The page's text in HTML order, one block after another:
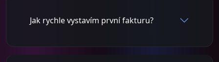
Jak rychle vystavím první fakturu?